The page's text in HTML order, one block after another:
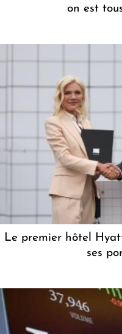
on est
Le premier hôtel
ses